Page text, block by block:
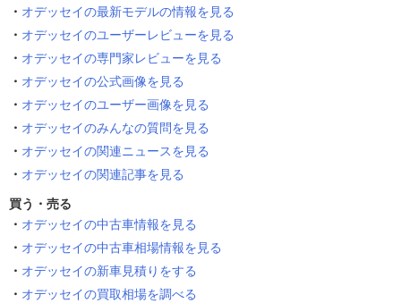
オデッセイの最新モデルの情報を見る
オデッセイのユーザーレビューを見る
オデッセイの専門家レビューを見る
オデッセイの公式画像を見る
オデッセイのユーザー画像を見る
オデッセイのみんなの質問を見る
オデッセイの関連ニュースを見る
オデッセイの関連記事を見る
買う・売る
オデッセイの中古車情報を見る
オデッセイの中古車相場情報を見る
オデッセイの新車見積りをする
オデッセイの買取相場を調べる